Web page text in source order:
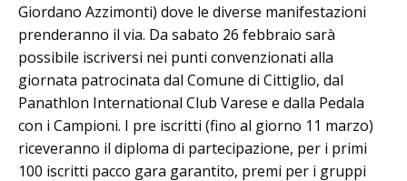
Giordano Azzimonti) dove le diverse manifestazioni
prenderanno il via. Da sabato 26 febbraio sarà
possibile iscriversi nei punti convenzionati alla
giornata patrocinata dal Comune di Cittiglio, dal
Panathlon International Club Varese e dalla Pedala
con i Campioni. I pre iscritti (fino al giorno 11 marzo)
riceveranno il diploma di partecipazione, per i primi
100 iscritti pacco gara garantito, premi per i gruppi